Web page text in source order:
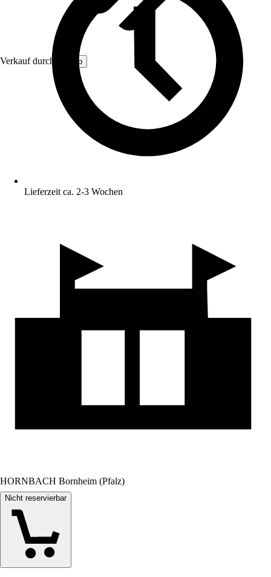
Verkauf durch: Kordo
Lieferzeit ca. 2-3 Wochen
HORNBACH Bornheim (Pfalz)
Nicht reservierbar